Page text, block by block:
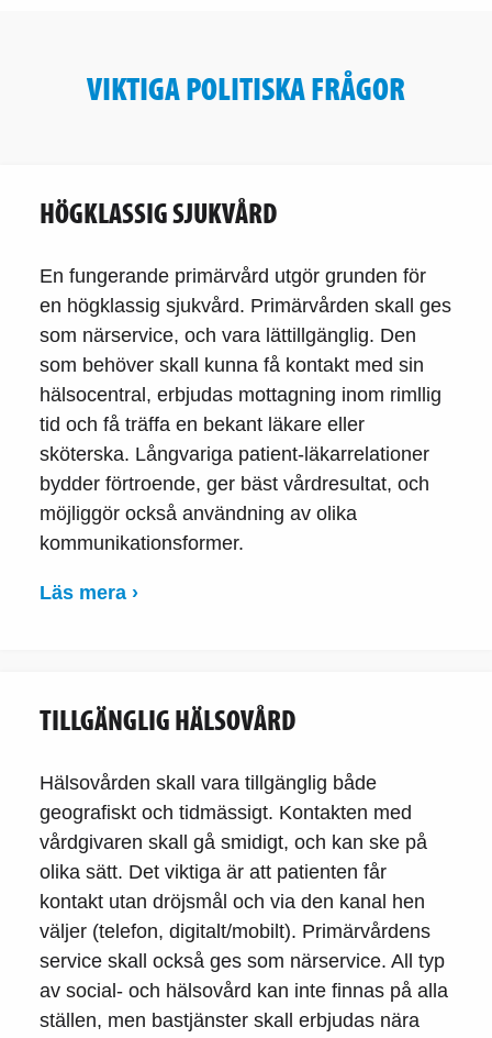
VIKTIGA POLITISKA FRÅGOR
HÖGKLASSIG SJUKVÅRD
En fungerande primärvård utgör grunden för
en högklassig sjukvård. Primärvården skall ges
som närservice, och vara lättillgänglig. Den
som behöver skall kunna få kontakt med sin
hälsocentral, erbjudas mottagning inom rimllig
tid och få träffa en bekant läkare eller
sköterska. Långvariga patient-läkarrelationer
bydder förtroende, ger bäst vårdresultat, och
möjliggör också användning av olika
kommunikationsformer.
Läs mera ›
TILLGÄNGLIG HÄLSOVÅRD
Hälsovården skall vara tillgänglig både
geografiskt och tidmässigt. Kontakten med
vårdgivaren skall gå smidigt, och kan ske på
olika sätt. Det viktiga är att patienten får
kontakt utan dröjsmål och via den kanal hen
väljer (telefon, digitalt/mobilt). Primärvårdens
service skall också ges som närservice. All typ
av social- och hälsovård kan inte finnas på alla
ställen, men bastjänster skall erbjudas nära